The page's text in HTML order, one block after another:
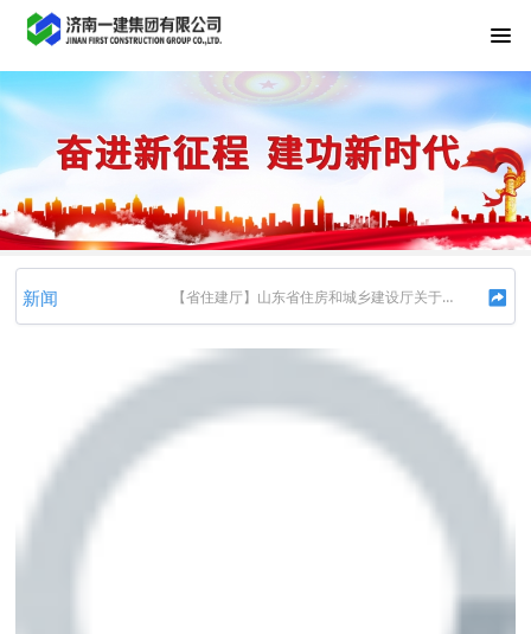
新闻
【市住建局】关于进一步加强工程建设领域实名制考勤与工资支付管理的通知
【省住建厅】关于实施房屋品质提升工程加快推进“好房子”建设的通知
【省住建厅】山东省住房和城乡建设厅关于印发《房屋市政工程施工作业人员班前安全教育要点（第一批）》的通知
【市住建局】关于进一步加强工程建设领域实名制考勤与工资支付管理的通知